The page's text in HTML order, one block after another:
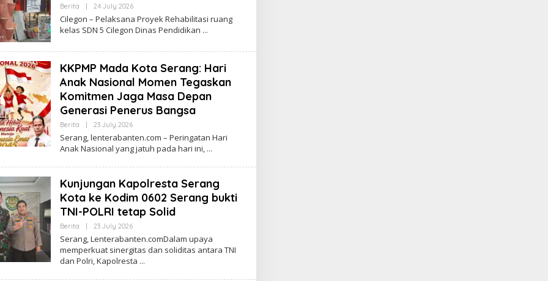
Berita 24 July 2026By
Cilegon – Pelaksana Proyek Rehabilitasi ruang
kelas SDN 5 Cilegon Dinas Pendidikan
KKPMP Mada Kota Serang: Hari
Anak Nasional Momen Tegaskan
Komitmen Jaga Masa Depan
Generasi Penerus Bangsa
Berita 23 July 2026By
Serang, lenterabanten.com – Peringatan Hari
Anak Nasional yang jatuh pada hari ini,
Kunjungan Kapolresta Serang
Kota ke Kodim 0602 Serang bukti
TNI-POLRI tetap Solid
Berita 23 July 2026By
Serang, Lenterabanten.comDalam upaya
memperkuat sinergitas dan soliditas antara TNI
dan Polri, Kapolresta